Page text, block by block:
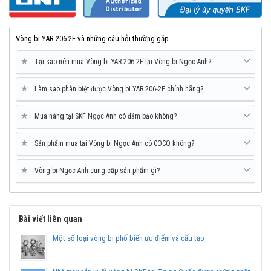
vòng ngoài, mỗi lỗ một bên của vòng ngoài, cách nhau một góc
120°. Ổ bi không có lỗ bôi trơn cũng có thể được cung cấp theo
yêu cầu (ký hiệu tiếp vĩ ngữ W).
Vòng bi YAR 206-2F và những câu hỏi thường gặp
★ Tại sao nên mua Vòng bi YAR 206-2F tại Vòng bi Ngọc Anh?
★ Làm sao phân biệt được Vòng bi YAR 206-2F chính hãng?
★ Mua hàng tại SKF Ngọc Anh có đảm bảo không?
★ Sản phẩm mua tại Vòng bi Ngọc Anh có COCQ không?
★ Vòng bi Ngọc Anh cung cấp sản phẩm gì?
Bài viết liên quan
Một số loại vòng bi phố biến ưu điểm và cấu tạo